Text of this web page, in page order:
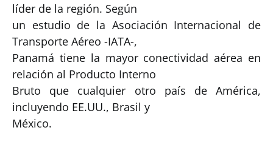
líder de la región. Según
un estudio de la Asociación Internacional de
Transporte Aéreo -IATA-,
Panamá tiene la mayor conectividad aérea en
relación al Producto Interno
Bruto que cualquier otro país de América,
incluyendo EE.UU., Brasil y
México.